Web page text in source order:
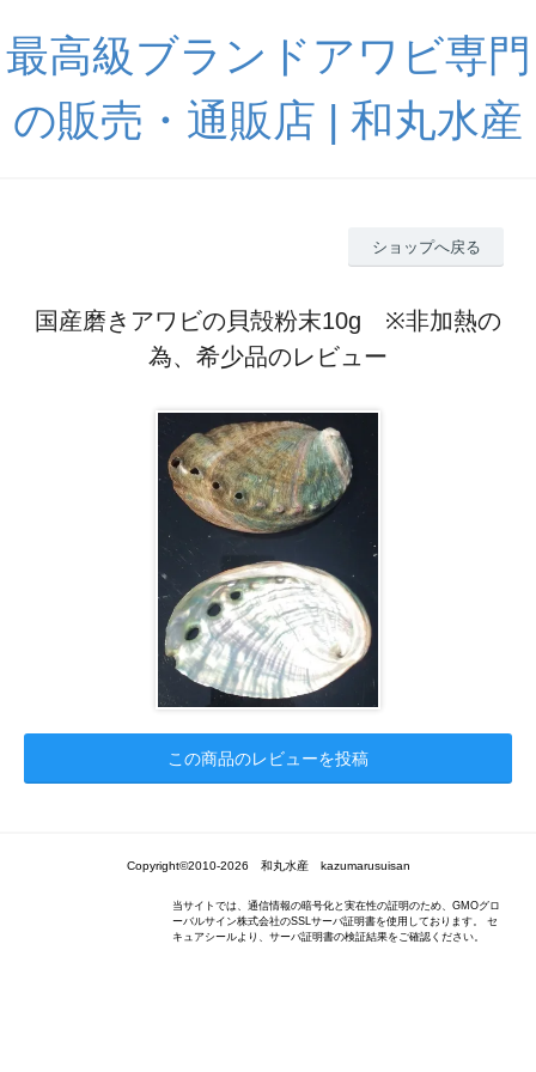
最高級ブランドアワビ専門
の販売・通販店 | 和丸水産
ショップへ戻る
国産磨きアワビの貝殻粉末10g ※非加熱の
為、希少品のレビュー
この商品のレビューを投稿
Copyright©2010-2026 和丸水産 kazumarusuisan
当サイトでは、通信情報の暗号化と実在性の証明のため、GMOグロ
ーバルサイン株式会社のSSLサーバ証明書を使用しております。 セ
キュアシールより、サーバ証明書の検証結果をご確認ください。